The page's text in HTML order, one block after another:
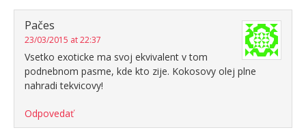
Pačes
23/03/2015 at 22:37
Vsetko exoticke ma svoj ekvivalent v tom
podnebnom pasme, kde kto zije. Kokosovy olej plne
nahradi tekvicovy!
Odpovedať